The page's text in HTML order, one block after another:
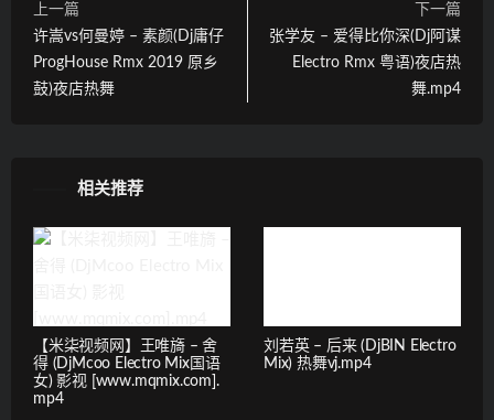
上一篇
许嵩vs何曼婷 – 素颜(Dj庸仔
ProgHouse Rmx 2019 原乡
鼓)夜店热舞
下一篇
张学友 – 爱得比你深(Dj阿谋
Electro Rmx 粤语)夜店热
舞.mp4
相关推荐
【米柒视频网】王唯旖 – 舍
得 (DjMcoo Electro Mix国语
女) 影视 [www.mqmix.com].
mp4
刘若英 – 后来 (DjBIN Electro
Mix) 热舞vj.mp4